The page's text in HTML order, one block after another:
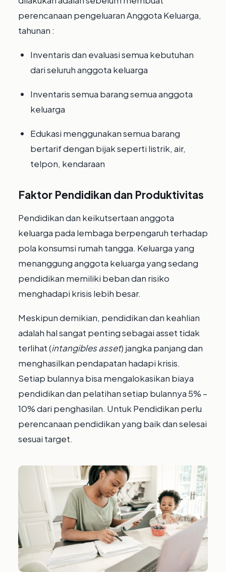
perencanaan pengeluaran Anggota Keluarga,
tahunan :
Inventaris dan evaluasi semua kebutuhan
dari seluruh anggota keluarga
Inventaris semua barang semua anggota
keluarga
Edukasi menggunakan semua barang
bertarif dengan bijak seperti listrik, air,
telpon, kendaraan
Faktor Pendidikan dan Produktivitas
Pendidikan dan keikutsertaan anggota
keluarga pada lembaga berpengaruh terhadap
pola konsumsi rumah tangga. Keluarga yang
menanggung anggota keluarga yang sedang
pendidikan memiliki beban dan risiko
menghadapi krisis lebih besar.
Meskipun demikian, pendidikan dan keahlian
adalah hal sangat penting sebagai asset tidak
terlihat (intangibles asset) jangka panjang dan
menghasilkan pendapatan hadapi krisis.
Setiap bulannya bisa mengalokasikan biaya
pendidikan dan pelatihan setiap bulannya 5% –
10% dari penghasilan. Untuk Pendidikan perlu
perencanaan pendidikan yang baik dan selesai
sesuai target.